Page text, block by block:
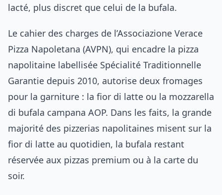
lacté, plus discret que celui de la bufala.
Le cahier des charges de l’Associazione Verace
Pizza Napoletana (AVPN), qui encadre la pizza
napolitaine labellisée Spécialité Traditionnelle
Garantie depuis 2010, autorise deux fromages
pour la garniture : la fior di latte ou la mozzarella
di bufala campana AOP. Dans les faits, la grande
majorité des pizzerias napolitaines misent sur la
fior di latte au quotidien, la bufala restant
réservée aux pizzas premium ou à la carte du
soir.